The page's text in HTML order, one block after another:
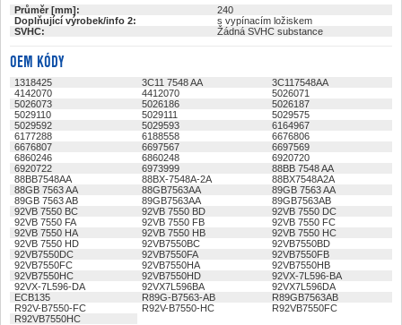
Průměr [mm]:
240
Doplňující výrobek/info 2:
s vypínacím ložiskem
SVHC:
Žádná SVHC substance
OEM KÓDY
1318425 3C11 7548 AA
3C117548AA
4142070
4412070
5026071
5026073
5026186
5026187
5029110
5029111
5029575
5029592
5029593
6164967
6177288
6188558
6676806
6676807
6697567
6697569
6860246
6860248
6920720
6920722
6973999
88BB 7548 AA
88BB7548AA
88BX-7548A-2A
88BX7548A2A
88GB 7563 AA
88GB7563AA
89GB 7563 AA
89GB 7563 AB
89GB7563AA
89GB7563AB
92VB 7550 BC
92VB 7550 BD
92VB 7550 DC
92VB 7550 FA
92VB 7550 FB
92VB 7550 FC
92VB 7550 HA
92VB 7550 HB
92VB 7550 HC
92VB 7550 HD
92VB7550BC
92VB7550BD
92VB7550DC
92VB7550FA
92VB7550FB
92VB7550FC
92VB7550HA
92VB7550HB
92VB7550HC
92VB7550HD
92VX-7L596-BA
92VX-7L596-DA
92VX7L596BA
92VX7L596DA
ECB135
R89G-B7563-AB
R89GB7563AB
R92V-B7550-FC
R92V-B7550-HC
R92VB7550FC
R92VB7550HC